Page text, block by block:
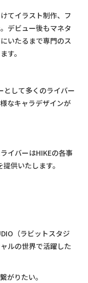
てイラスト制作、フ
デビュー後もマネタ
いたるまで専門のス
す。
として多くのライバー
なキャラデザインが
イバーはHIKEの各事
供いたします。
（ラビットスタジ
ルの世界で活躍した
がりたい。